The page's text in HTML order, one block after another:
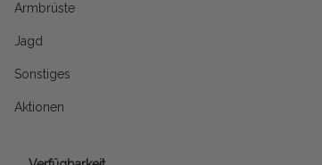
Armbrüste
Jagd
Sonstiges
Aktionen